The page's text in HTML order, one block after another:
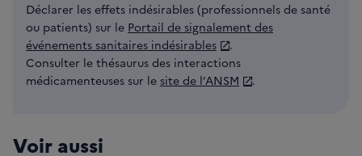
Déclarer les effets indésirables (professionnels de santé
ou patients) sur le Portail de signalement des
événements sanitaires indésirables
.
Consulter le thésaurus des interactions
médicamenteuses sur le site de l’ANSM .
Voir aussi